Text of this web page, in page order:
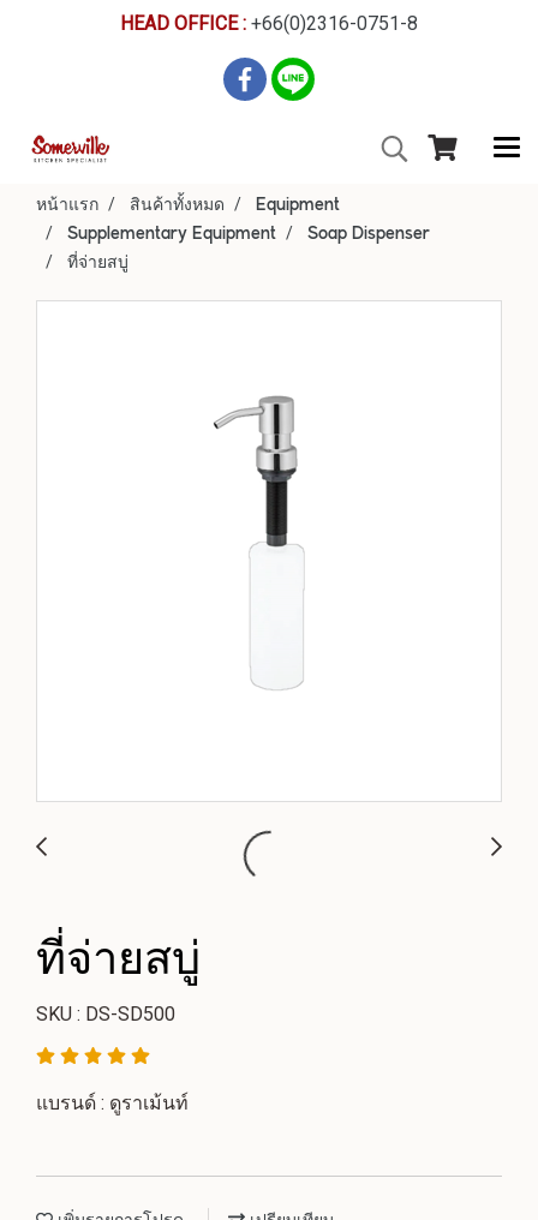
HEAD OFFICE : +66(0)2316-0751-8
หน้าแรก สินค้าทั้งหมด
Equipment
Supplementary Equipment
Soap Dispenser
ที่จ่ายสบู่
ที่จ่ายสบู่
SKU : DS-SD500
แบรนด์ : ดูราเม้นท์